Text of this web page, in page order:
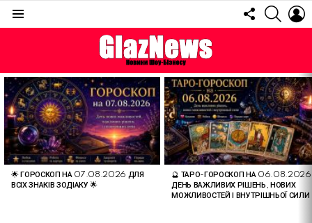
FOLLOW
US
ОСТАННІ
СТАТТІ
🌟 ГОРОСКОП НА 07.08.2026 ДЛЯ
ВСІХ ЗНАКІВ ЗОДІАКУ 🌟
🔮 ТАРО-ГОРОСКОП НА
ДЕНЬ ВАЖЛИВИХ РІШЕНЬ, НОВИХ
МОЖЛИВОСТЕЙ І ВНУТРІШНЬОЇ СИЛИ